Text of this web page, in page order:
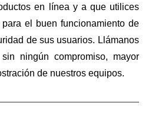
en línea y a que utilices
el buen funcionamiento de
de sus usuarios. Llámanos
ningún compromiso, mayor
de nuestros equipos.